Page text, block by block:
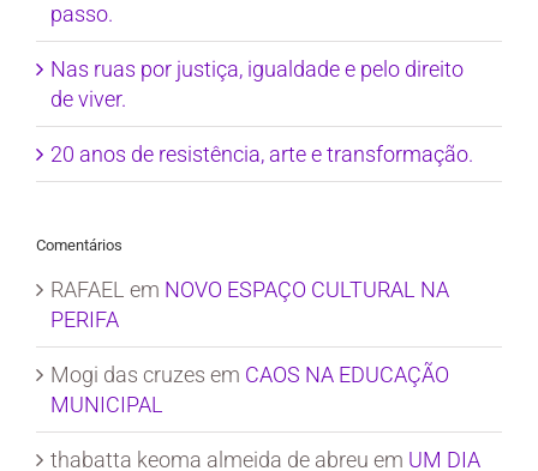
passo.
Nas ruas por justiça, igualdade e pelo direito
de viver.
20 anos de resistência, arte e transformação.
Comentários
RAFAEL em NOVO ESPAÇO CULTURAL NA
PERIFA
Mogi das cruzes em CAOS NA EDUCAÇÃO
MUNICIPAL
thabatta keoma almeida de abreu em UM DIA